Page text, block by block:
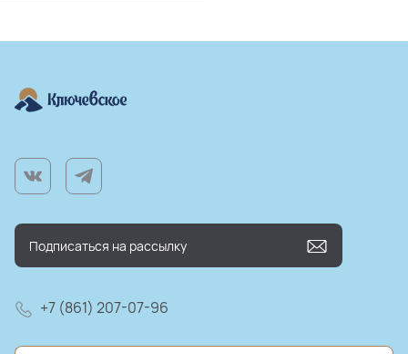
+7 (861) 207-07-96